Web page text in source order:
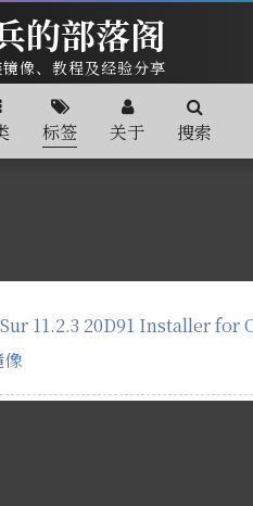
的部落阁
像、教程及经验分享
标签 关于 搜索
Sur 11.2.3 20D91 Installer for